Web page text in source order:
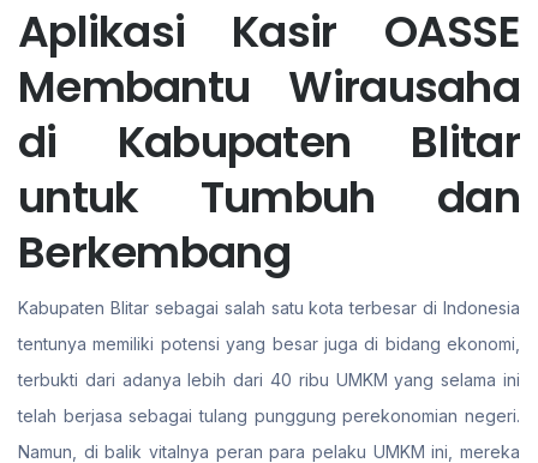
Aplikasi Kasir OASSE
Membantu Wirausaha
di Kabupaten Blitar
untuk Tumbuh dan
Berkembang
Kabupaten Blitar sebagai salah satu kota terbesar di Indonesia
tentunya memiliki potensi yang besar juga di bidang ekonomi,
terbukti dari adanya lebih dari 40 ribu UMKM yang selama ini
telah berjasa sebagai tulang punggung perekonomian negeri.
Namun, di balik vitalnya peran para pelaku UMKM ini, mereka